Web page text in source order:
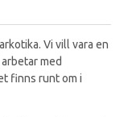
Vi vill vara en
med
finns runt om i